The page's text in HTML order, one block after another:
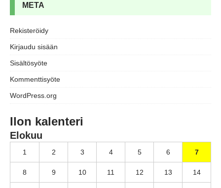
META
Rekisteröidy
Kirjaudu sisään
Sisältösyöte
Kommenttisyöte
WordPress.org
Ilon kalenteri
Elokuu
1 2 3 4 5 6 7
8 9 10 11 12 13 14